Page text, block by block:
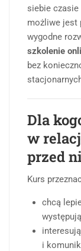
siebie czasie
możliwe jest
wygodne
szkolenie
bez
Dla
w
przed
Kurs
chcą
i